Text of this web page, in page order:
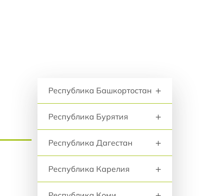
Республика Башкортостан +
Республика Бурятия +
Республика Дагестан +
Республика Карелия +